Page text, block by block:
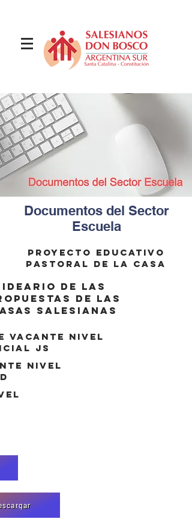
Documentos del Sector
Escuela
proyecto educativo
pastoral de la casa
ideario de las
de las
salesianas
vacante nivel
js
nivel